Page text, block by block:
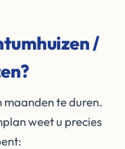
/
te duren.
weet u precies